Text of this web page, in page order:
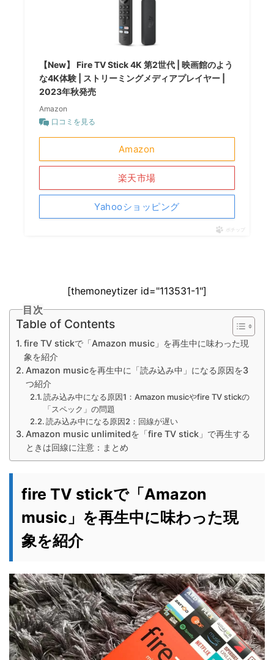
【New】 Fire TV Stick 4K 第2世代 | 映画館のよう
な4K体験 | ストリーミングメディアプレイヤー |
2023年秋発売
Amazon
口コミを見る
Amazon
楽天市場
Yahooショッピング
ポチップ
[themoneytizer id="113531-1"]
目次
Table of Contents
fire TV stickで「Amazon music」を再生中に味わった現
象を紹介
Amazon musicを再生中に「読み込み中」になる原因を3
つ紹介
読み込み中になる原因1：Amazon musicやfire TV stickの
「スペック」の問題
読み込み中になる原因2：回線が遅い
Amazon music unlimitedを「fire TV stick」で再生する
ときは回線に注意：まとめ
fire TV stickで「Amazon
music」を再生中に味わった現
象を紹介